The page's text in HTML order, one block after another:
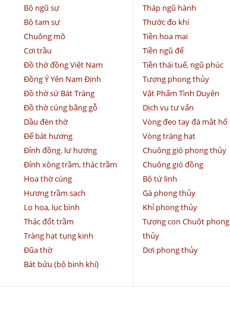
Bộ ngũ sự
Bộ tam sự
Chuông mõ
Cơi trầu
Đồ thờ đồng Việt Nam
Đồng Ý Yên Nam Định
Đồ thờ sứ Bát Tràng
Đồ thờ cúng bằng gỗ
Dầu đèn thờ
Đế bát hương
Đỉnh đồng. lư hương
Đỉnh xông trầm, thác trầm
Hoa thờ cúng
Hương trầm sạch
Lọ hoa, lục bình
Thác đốt trầm
Tràng hạt tụng kinh
Đũa thờ
Bát bửu (bộ binh khí)
Tháp ngũ hành
Thước đo khí
Tiền hoa mai
Tiền ngũ đế
Tiền thái tuế, ngũ phúc
Tượng phong thủy
Vật Phẩm Tình Duyên
Dịch vụ tư vấn
Vòng đeo tay đá mắt hổ
Vòng tràng hạt
Chuông gió phong thủy
Chuông gió đồng
Bộ tứ linh
Gà phong thủy
Khỉ phong thủy
Tượng con Chuột phong
thủy
Dơi phong thủy